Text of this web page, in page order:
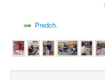
Predch.